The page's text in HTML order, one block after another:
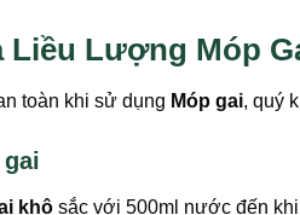
Lượng Móp
toàn khi sử dụng Móp gai, quý
khôsắc với 500ml nước đến khi